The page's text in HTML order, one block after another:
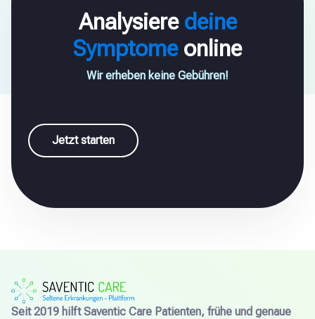
Analysiere deine
Symptomeonline
Wir erheben keine Gebühren!
Jetzt starten
Seit 2019 hilft Saventic Care Patienten, frühe und genaue